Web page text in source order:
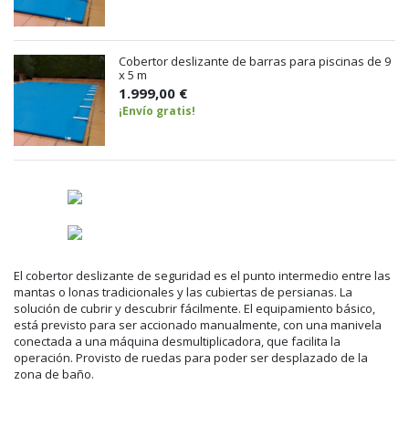
Cobertor deslizante de barras para piscinas de 9
x 5 m
1.999,00 €
¡Envío gratis!
El cobertor deslizante de seguridad es el punto intermedio entre las
mantas o lonas tradicionales y las cubiertas de persianas. La
solución de cubrir y descubrir fácilmente. El equipamiento básico,
está previsto para ser accionado manualmente, con una manivela
conectada a una máquina desmultiplicadora, que facilita la
operación. Provisto de ruedas para poder ser desplazado de la
zona de baño.